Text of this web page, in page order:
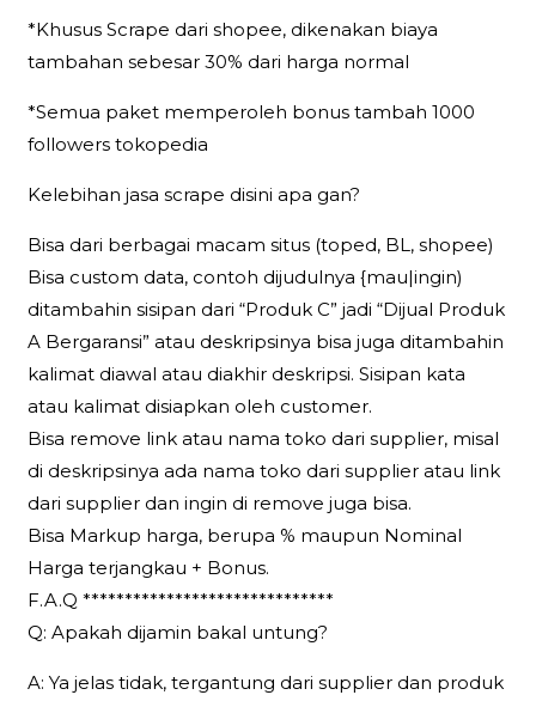
*Khusus Scrape dari shopee, dikenakan biaya
tambahan sebesar 30% dari harga normal
*Semua paket memperoleh bonus tambah 1000
followers tokopedia
Kelebihan jasa scrape disini apa gan?
Bisa dari berbagai macam situs (toped, BL, shopee)
Bisa custom data, contoh dijudulnya {mau|ingin)
ditambahin sisipan dari “Produk C” jadi “Dijual Produk
A Bergaransi” atau deskripsinya bisa juga ditambahin
kalimat diawal atau diakhir deskripsi. Sisipan kata
atau kalimat disiapkan oleh customer.
Bisa remove link atau nama toko dari supplier, misal
di deskripsinya ada nama toko dari supplier atau link
dari supplier dan ingin di remove juga bisa.
Bisa Markup harga, berupa % maupun Nominal
Harga terjangkau + Bonus.
F.A.Q ******************************
Q: Apakah dijamin bakal untung?
A: Ya jelas tidak, tergantung dari supplier dan produk